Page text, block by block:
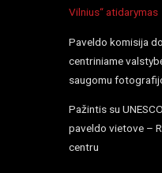
Vilnius“ atidarymas
Paveldo komisija
centriniame
saugomu
Pažintis su
paveldo vietove –
centru